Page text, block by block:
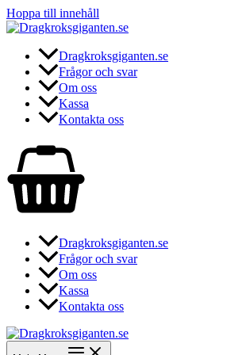
Hoppa till innehåll
Dragkroksgiganten.se
Frågor och svar
Om oss
Kassa
Kontakta oss
Dragkroksgiganten.se
Frågor och svar
Om oss
Kassa
Kontakta oss